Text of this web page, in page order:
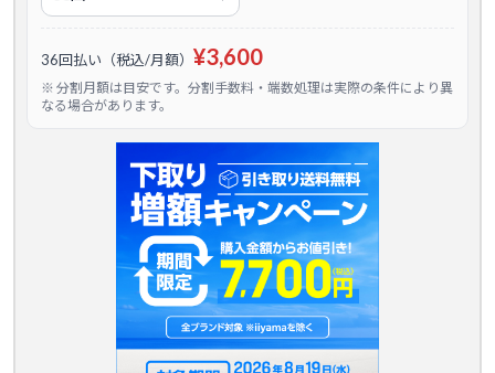
36回払い（税込/月額） ¥3,600
※ 分割月額は目安です。分割手数料・端数処理は実際の条件により異
なる場合があります。